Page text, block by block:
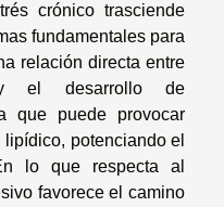
crónico trasciende
fundamentales para
relación directa entre
el desarrollo de
que puede provocar
potenciando el
lo que respecta al
favorece el camino